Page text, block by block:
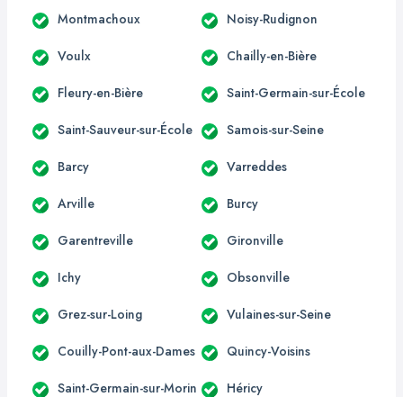
Montmachoux Noisy-Rudignon
Voulx Chailly-en-Bière
Fleury-en-Bière Saint-Germain-sur-École
Saint-Sauveur-sur-École Samois-sur-Seine
Barcy Varreddes
Arville Burcy
Garentreville Gironville
Ichy Obsonville
Grez-sur-Loing Vulaines-sur-Seine
Couilly-Pont-aux-Dames Quincy-Voisins
Saint-Germain-sur-Morin Héricy